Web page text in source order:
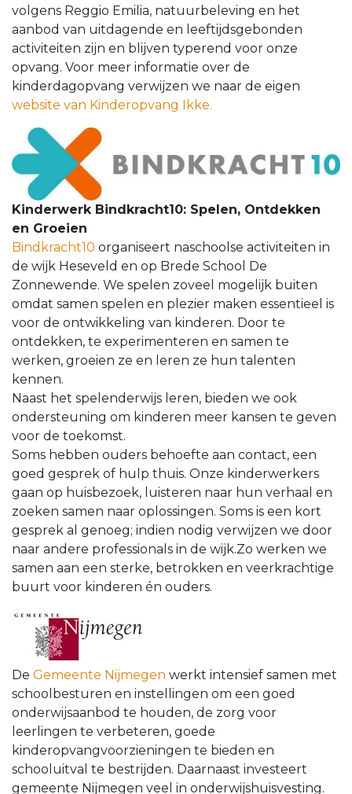
volgens Reggio Emilia, natuurbeleving en het
aanbod van uitdagende en leeftijdsgebonden
activiteiten zijn en blijven typerend voor onze
opvang. Voor meer informatie over de
kinderdagopvang verwijzen we naar de eigen
website van Kinderopvang Ikke.
Kinderwerk Bindkracht10: Spelen, Ontdekken
en Groeien
Bindkracht10 organiseert naschoolse activiteiten in
de wijk Heseveld en op Brede School De
Zonnewende. We spelen zoveel mogelijk buiten
omdat samen spelen en plezier maken essentieel is
voor de ontwikkeling van kinderen. Door te
ontdekken, te experimenteren en samen te
werken, groeien ze en leren ze hun talenten
kennen.
Naast het spelenderwijs leren, bieden we ook
ondersteuning om kinderen meer kansen te geven
voor de toekomst.
Soms hebben ouders behoefte aan contact, een
goed gesprek of hulp thuis. Onze kinderwerkers
gaan op huisbezoek, luisteren naar hun verhaal en
zoeken samen naar oplossingen. Soms is een kort
gesprek al genoeg; indien nodig verwijzen we door
naar andere professionals in de wijk.Zo werken we
samen aan een sterke, betrokken en veerkrachtige
buurt voor kinderen én ouders.
De Gemeente Nijmegen werkt intensief samen met
schoolbesturen en instellingen om een goed
onderwijsaanbod te houden, de zorg voor
leerlingen te verbeteren, goede
kinderopvangvoorzieningen te bieden en
schooluitval te bestrijden. Daarnaast investeert
gemeente Nijmegen veel in onderwijshuisvesting.